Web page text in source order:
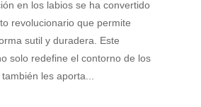
en los labios se ha convertido
revolucionario que permite
sutil y duradera. Este
solo redefine el contorno de los
les aporta...